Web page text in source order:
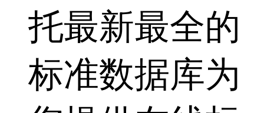
托最新最全的
标准数据库为